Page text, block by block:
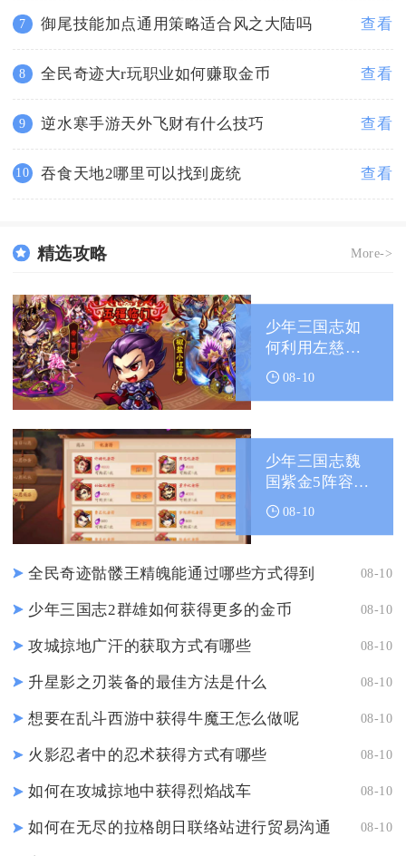
7 御尾技能加点通用策略适合风之大陆吗 查看
8 全民奇迹大r玩职业如何赚取金币 查看
9 逆水寒手游天外飞财有什么技巧 查看
10 吞食天地2哪里可以找到庞统 查看
精选攻略 More->
少年三国志如
何利用左慈打
造强大的群雄
阵容
08-10
少年三国志魏
国紫金5阵容中
哪些英雄的合
08-10
全民奇迹骷髅王精魄能通过哪些方式得到 08-10
少年三国志2群雄如何获得更多的金币 08-10
攻城掠地广汗的获取方式有哪些 08-10
升星影之刃装备的最佳方法是什么 08-10
想要在乱斗西游中获得牛魔王怎么做呢 08-10
火影忍者中的忍术获得方式有哪些 08-10
如何在攻城掠地中获得烈焰战车 08-10
如何在无尽的拉格朗日联络站进行贸易沟通 08-10